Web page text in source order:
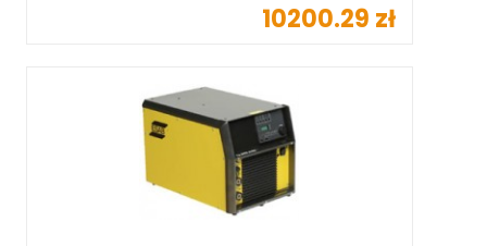
10200.29 zł